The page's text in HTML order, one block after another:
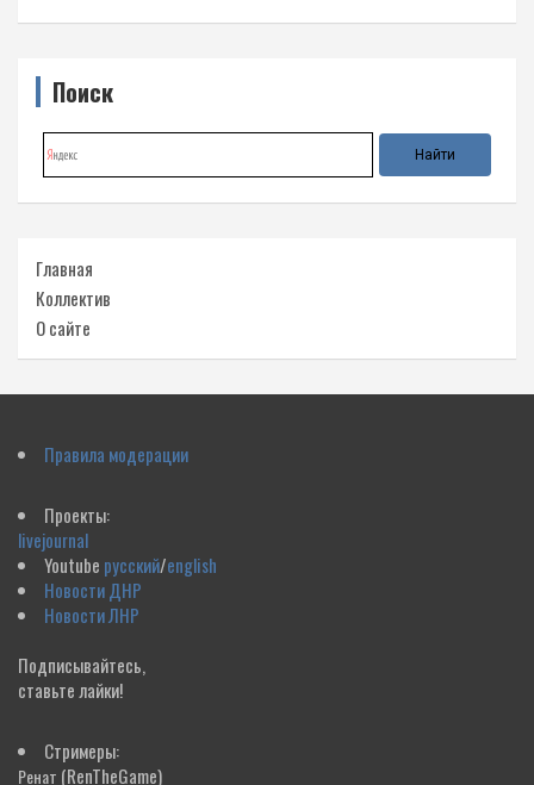
Поиск
Главная
Коллектив
О сайте
Правила модерации
Проекты:
livejournal
Youtube русский/english
Новости ДНР
Новости ЛНР
Подписывайтесь,
ставьте лайки!
Стримеры:
Ренат (RenTheGame)